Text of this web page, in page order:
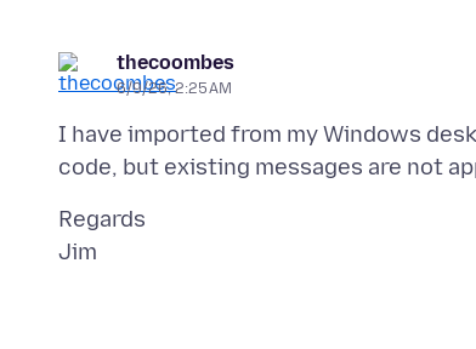
thecoombes
6/9/26, 2:25 AM
I have imported from my Windows
Regards